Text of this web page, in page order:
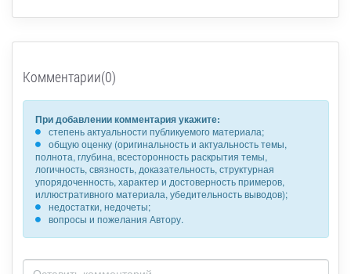
Комментарии(0)
При добавлении комментария укажите:
степень актуальности публикуемого материала;
общую оценку (оригинальность и актуальность темы,
полнота, глубина, всесторонность раскрытия темы,
логичность, связность, доказательность, структурная
упорядоченность, характер и достоверность примеров,
иллюстративного материала, убедительность выводов);
недостатки, недочеты;
вопросы и пожелания Автору.